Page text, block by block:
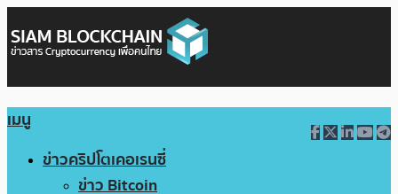
เมนู
ข่าวคริปโตเคอเรนซี่
ข่าว Bitcoin